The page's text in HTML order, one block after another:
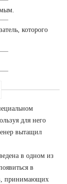
которого
для него
вытащил
в одном из
в
принимающих